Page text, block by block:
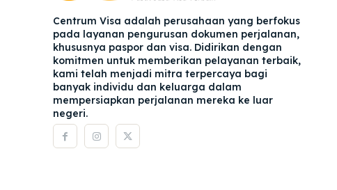
Centrum Visa adalah perusahaan yang berfokus
pada layanan pengurusan dokumen perjalanan,
khususnya paspor dan visa. Didirikan dengan
komitmen untuk memberikan pelayanan terbaik,
kami telah menjadi mitra terpercaya bagi
banyak individu dan keluarga dalam
mempersiapkan perjalanan mereka ke luar
negeri.